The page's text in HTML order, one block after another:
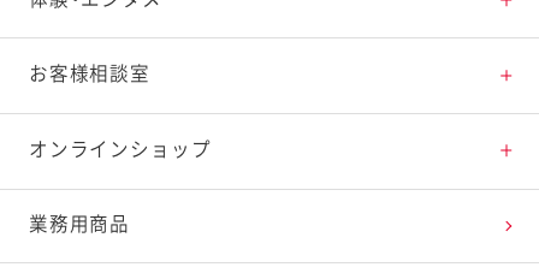
料理の基本
特集レシピ
レシピランキング
新商品・リニューアル品一覧
販売終了商品一覧
体験・エンタメトップ
マヨテラス（見学施設）
オープンキッチン（工場見学）
お客様相談室
お客様相談室トップ
よくお寄せいただくご質問
オンラインショップ
Qummy
業務用商品